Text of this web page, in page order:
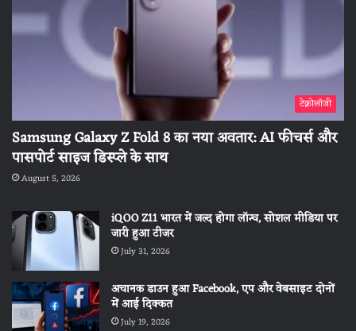
टेक्नोलॉजी
Samsung Galaxy Z Fold 8 का नया अवतार: AI फीचर्स और
पासपोर्ट साइज डिस्प्ले के साथ
August 5, 2026
iQOO Z11 भारत में जल्द होगा लॉन्च, सोशल मीडिया पर
जारी हुआ टीजर
July 31, 2026
अचानक डाउन हुआ Facebook, एप और वेबसाइट दोनों
में आई दिक्कत
July 19, 2026